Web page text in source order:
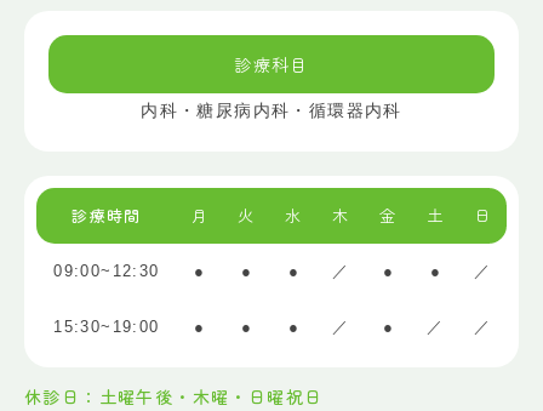
診療科目
内科・糖尿病内科・循環器内科
診療時間 月 火 水 木 金 土 日
09:00~12:30 ● ● ● ／ ● ● ／
15:30~19:00 ● ● ● ／ ● ／ ／
休診日：土曜午後・木曜・日曜祝日